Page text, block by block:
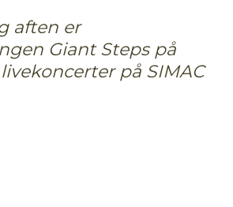
aften er
Giant Steps på
på SIMAC